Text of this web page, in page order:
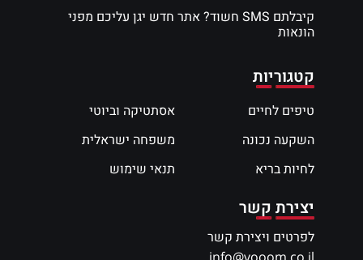
קיבלתם SMS חשוד? אתר חדש יגן עליכם מפני
הונאות
קטגוריות
טיפים לחיים
השקעה נכונה
לחיות בריא
אסתטיקה וביוטי
משפחה ישראלית
תנאי שימוש
יצירת קשר
לפרטים ויצירת קשר
info@vooom.co.il